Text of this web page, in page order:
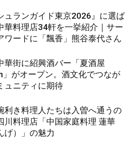
ュランガイド東京2026』に選ば
華料理店34軒を一挙紹介｜サー
ワードに「飄香」熊谷泰代さん
華街に紹興酒バー「夏酒屋
」がオープン。酒文化でつなが
ュニティに期待
利き料理人たちは入曽へ通うの
川料理店「中国家庭料理 蓮華
げ）」の魅力